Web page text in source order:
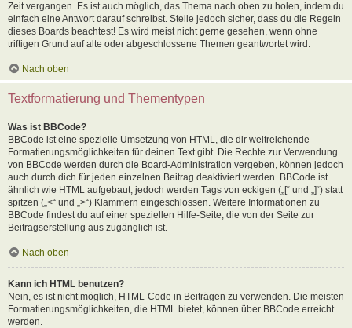
Zeit vergangen. Es ist auch möglich, das Thema nach oben zu holen, indem du
einfach eine Antwort darauf schreibst. Stelle jedoch sicher, dass du die Regeln
dieses Boards beachtest! Es wird meist nicht gerne gesehen, wenn ohne
triftigen Grund auf alte oder abgeschlossene Themen geantwortet wird.
Nach oben
Textformatierung und Thementypen
Was ist BBCode?
BBCode ist eine spezielle Umsetzung von HTML, die dir weitreichende
Formatierungsmöglichkeiten für deinen Text gibt. Die Rechte zur Verwendung
von BBCode werden durch die Board-Administration vergeben, können jedoch
auch durch dich für jeden einzelnen Beitrag deaktiviert werden. BBCode ist
ähnlich wie HTML aufgebaut, jedoch werden Tags von eckigen („[“ und „]“) statt
spitzen („<“ und „>“) Klammern eingeschlossen. Weitere Informationen zu
BBCode findest du auf einer speziellen Hilfe-Seite, die von der Seite zur
Beitragserstellung aus zugänglich ist.
Nach oben
Kann ich HTML benutzen?
Nein, es ist nicht möglich, HTML-Code in Beiträgen zu verwenden. Die meisten
Formatierungsmöglichkeiten, die HTML bietet, können über BBCode erreicht
werden.